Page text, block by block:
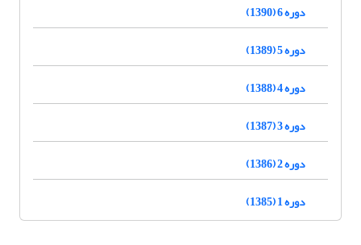
دوره 6 (1390)
دوره 5 (1389)
دوره 4 (1388)
دوره 3 (1387)
دوره 2 (1386)
دوره 1 (1385)